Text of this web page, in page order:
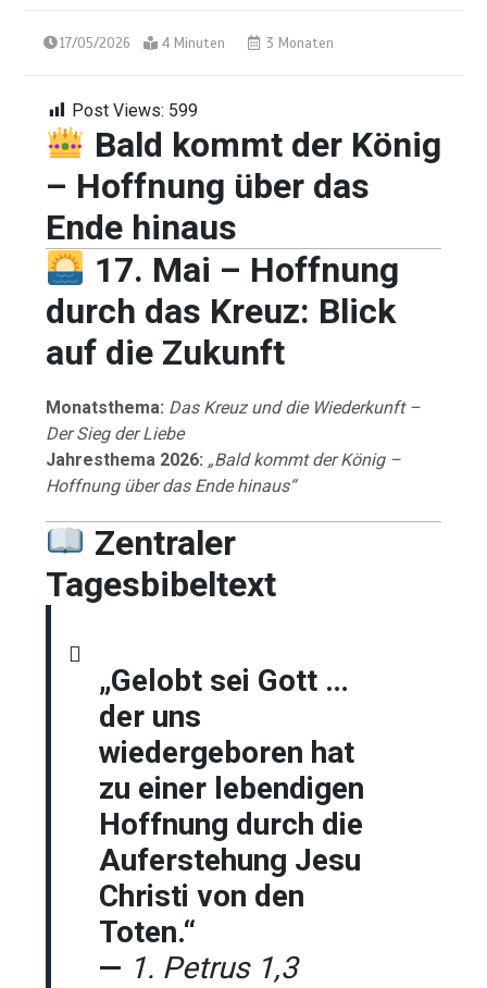
17/05/2026 4 Minuten 3 Monaten
Post Views: 599
Bald kommt der König
– Hoffnung über das
Ende hinaus
17. Mai – Hoffnung
durch das Kreuz: Blick
auf die Zukunft
Monatsthema: Das Kreuz und die Wiederkunft –
Der Sieg der Liebe
Jahresthema 2026: „Bald kommt der König –
Hoffnung über das Ende hinaus“
Zentraler
Tagesbibeltext
„Gelobt sei Gott …
der uns
wiedergeboren hat
zu einer lebendigen
Hoffnung durch die
Auferstehung Jesu
Christi von den
Toten.“
— 1. Petrus 1,3